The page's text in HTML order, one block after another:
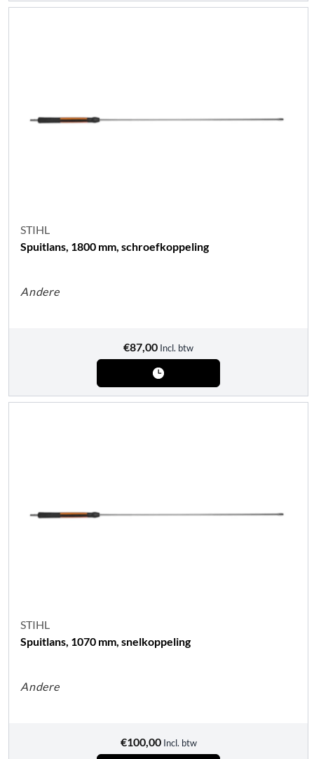
STIHL
Spuitlans, 1800 mm, schroefkoppeling
Andere
€87,00 Incl. btw
STIHL
Spuitlans, 1070 mm, snelkoppeling
Andere
€100,00 Incl. btw